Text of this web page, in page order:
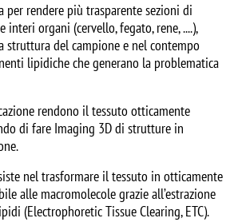
per rendere più trasparente sezioni di
interi organi (cervello, fegato, rene, ....),
struttura del campione e nel contempo
lipidiche che generano la problematica
rendono il tessuto otticamente
di fare Imaging 3D di strutture in
nel trasformare il tessuto in otticamente
alle macromolecole grazie all’estrazione
(Electrophoretic Tissue Clearing, ETC).